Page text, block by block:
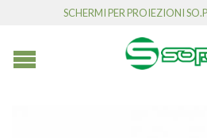
SCHERMI PER PROIEZIONI